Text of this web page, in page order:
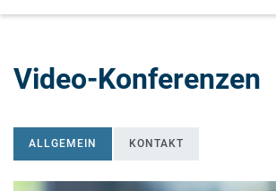
Video-Konferenzen
ALLGEMEIN KONTAKT